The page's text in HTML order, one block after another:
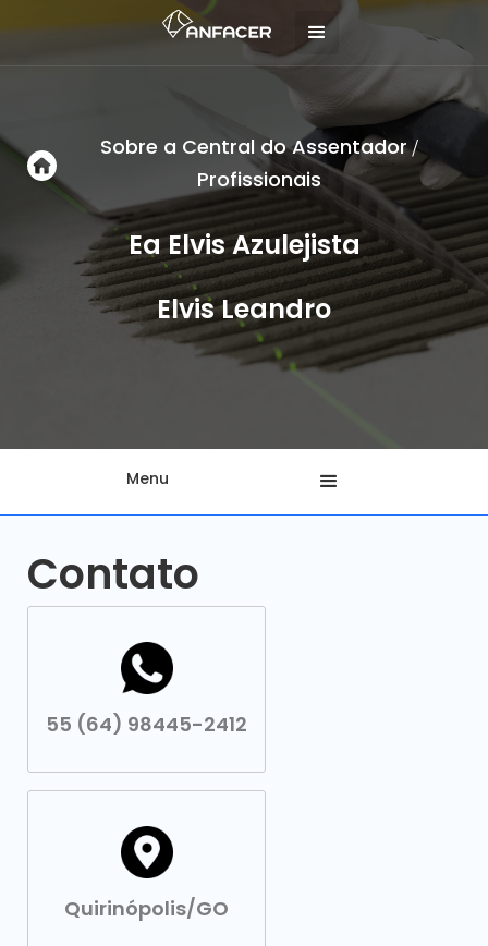
Sobre a Central do Assentador/
Profissionais
Ea Elvis Azulejista
Elvis Leandro
Menu
Contato
55 (64) 98445-2412
Quirinópolis/GO